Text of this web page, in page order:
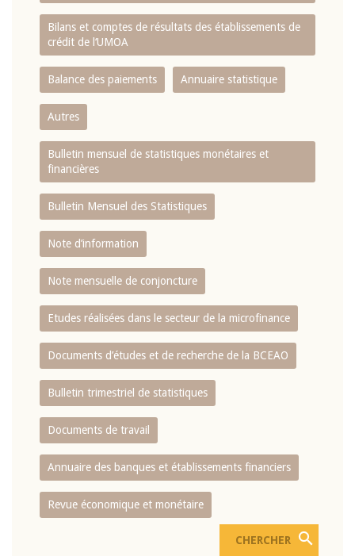
Bilans et comptes de résultats des établissements de
crédit de l‘UMOA
Balance des paiements Annuaire statistique
Autres
Bulletin mensuel de statistiques monétaires et
financières
Bulletin Mensuel des Statistiques
Note d’information
Note mensuelle de conjoncture
Etudes réalisées dans le secteur de la microfinance
Documents d’études et de recherche de la BCEAO
Bulletin trimestriel de statistiques
Documents de travail
Annuaire des banques et établissements financiers
Revue économique et monétaire